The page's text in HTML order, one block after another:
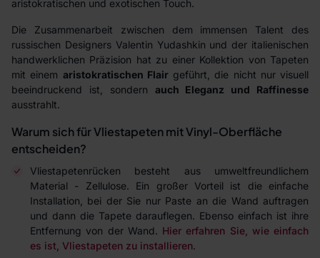
aristokratischen und exotischen Touch.
Die Zusammenarbeit zwischen dem immensen Talent des
russischen Designers Valentin Yudashkin und der italienischen
handwerklichen Präzision hat zu einer Kollektion von Tapeten
mit einem aristokratischen Flairgeführt, die nicht nur visuell
beeindruckend ist, sondern auch Eleganz und Raffinesse
ausstrahlt.
Warum sich für Vliestapeten mit Vinyl-Oberfläche
entscheiden?
Vliestapetenrücken besteht aus umweltfreundlichem
Material - Zellulose. Ein großer Vorteil ist die einfache
Installation, bei der Sie nur Paste an die Wand auftragen
und dann die Tapete darauflegen. Ebenso einfach ist ihre
Entfernung von der Wand. Hier erfahren Sie, wie einfach
es ist, Vliestapeten zu installieren.